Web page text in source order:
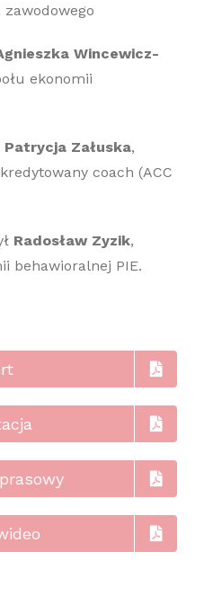
Wincewicz-
ekonomii
Patrycja Załuska,
coach (ACC
Radosław Zyzik,
behawioralnej PIE.